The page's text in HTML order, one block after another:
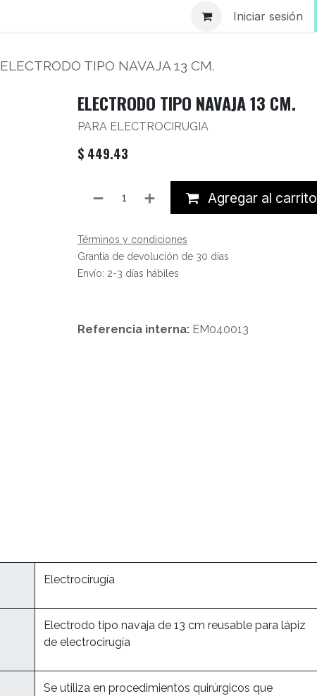
Iniciar sesión
ELECTRODO TIPO NAVAJA 13 CM.
ELECTRODO TIPO NAVAJA 13 CM.
PARA ELECTROCIRUGIA
$ 449.43
Agregar al carrito
Términos y condiciones
Grantía de devolución de 30 días
Envío: 2-3 días hábiles
Referencia interna: EM040013
Electrocirugía
Electrodo tipo navaja de 13 cm reusable para lápiz
de electrocirugía
Se utiliza en procedimientos quirúrgicos que